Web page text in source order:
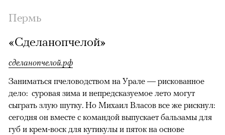
Пермь
«Сделанопчелой»
сделанопчелой.рф
Заниматься пчеловодством на Урале — рискованное
дело: суровая зима и непредсказуемое лето могут
сыграть злую шутку. Но Михаил Власов все же рискнул:
сегодня он вместе с командой выпускает бальзамы для
губ и крем-воск для кутикулы и пяток на основе